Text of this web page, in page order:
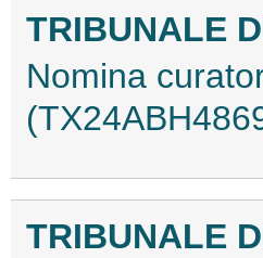
TRIBUNALE
Nomina
TRIBUNALE